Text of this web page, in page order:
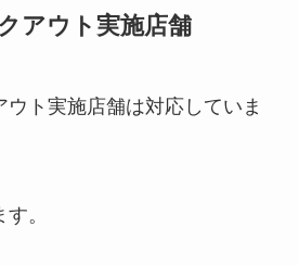
アウト実施店舗
ト実施店舗は対応していま
。